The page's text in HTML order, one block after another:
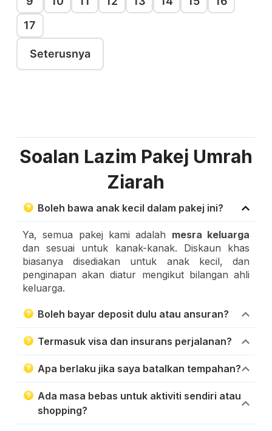
17
Seterusnya
Soalan Lazim Pakej Umrah
Ziarah
Boleh bawa anak kecil dalam pakej ini?
Ya, semua pakej kami adalah mesra keluarga
dan sesuai untuk kanak-kanak. Diskaun khas
biasanya disediakan untuk anak kecil, dan
penginapan akan diatur mengikut bilangan ahli
keluarga.
Boleh bayar deposit dulu atau ansuran?
Termasuk visa dan insurans perjalanan?
Apa berlaku jika saya batalkan tempahan?
Ada masa bebas untuk aktiviti sendiri atau
shopping?